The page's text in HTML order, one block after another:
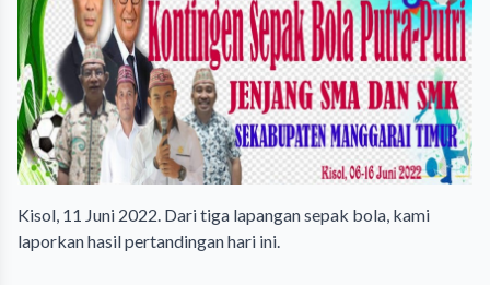
Kisol, 11 Juni 2022. Dari tiga lapangan sepak bola, kami
laporkan hasil pertandingan hari ini.